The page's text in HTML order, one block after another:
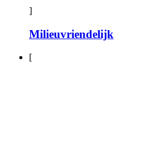
]
Milieuvriendelijk
[